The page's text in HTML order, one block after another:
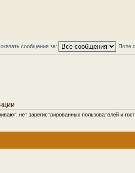
сообщения за: Поле
нет зарегистрированных пользователей и